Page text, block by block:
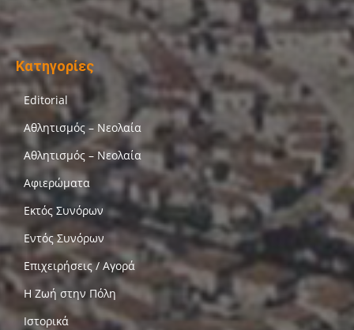
Κατηγορίες
Editorial
Αθλητισμός – Νεολαία
Αθλητισμός – Νεολαία
Αφιερώματα
Εκτός Συνόρων
Εντός Συνόρων
Επιχειρήσεις / Αγορά
Η Ζωή στην Πόλη
Ιστορικά